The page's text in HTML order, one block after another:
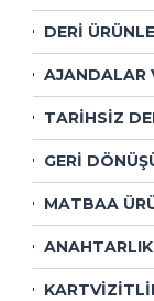
DERİ
AJANDALAR
TARİHSİZ
GERİ
MATBAA